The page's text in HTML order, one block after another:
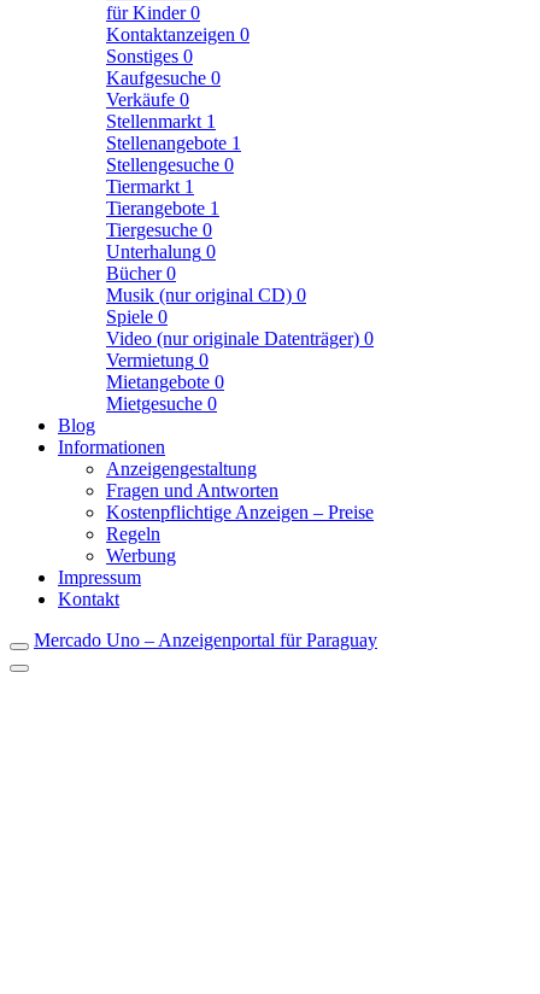
für Kinder0
Kontaktanzeigen 0
Sonstiges 0
Kaufgesuche 0
Verkäufe 0
Stellenmarkt 1
Stellenangebote 1
Stellengesuche 0
Tiermarkt 1
Tierangebote 1
Tiergesuche 0
Unterhalung 0
Bücher0
Musik (nur original CD) 0
Spiele 0
Video (nur originale Datenträger) 0
Vermietung 0
Mietangebote 0
Mietgesuche 0
Blog
Informationen
Anzeigengestaltung
Fragen und Antworten
Kostenpflichtige Anzeigen – Preise
Regeln
Werbung
Impressum
Kontakt
Mercado Uno – Anzeigenportal für Paraguay